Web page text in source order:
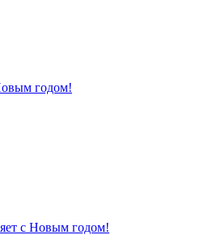
годом!
с Новым годом!